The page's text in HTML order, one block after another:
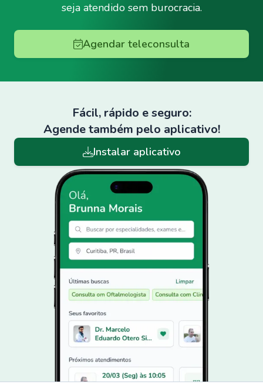
seja atendido sem burocracia.
Agendar teleconsulta
Fácil, rápido e seguro:
Agende também pelo aplicativo!
Instalar aplicativo